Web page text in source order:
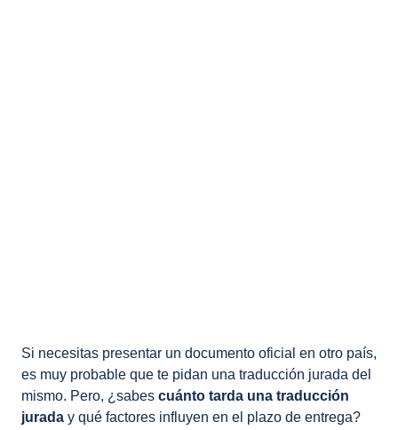
Si necesitas presentar un documento oficial en otro país,
es muy probable que te pidan una traducción jurada del
mismo. Pero, ¿sabes cuánto tarda una traducción
jurada y qué factores influyen en el plazo de entrega?